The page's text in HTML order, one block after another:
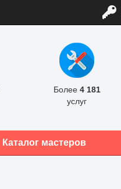
Более 4 181
услуг
Каталог мастеров